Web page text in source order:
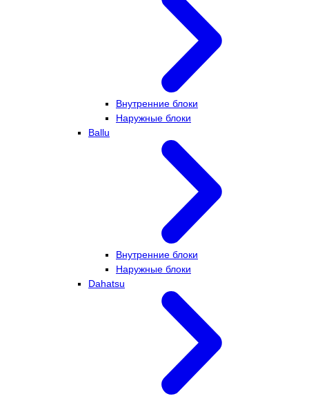
Внутренние блоки
Наружные блоки
Ballu
Внутренние блоки
Наружные блоки
Dahatsu